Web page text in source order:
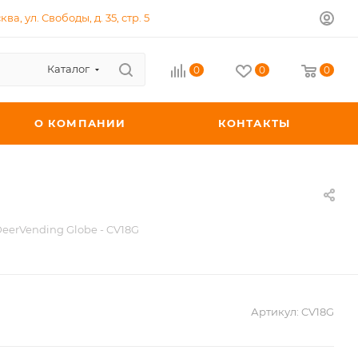
ул. Свободы, д. 35, стр. 5
Каталог 0 0 0
О КОМПАНИИ КОНТАКТЫ
Globe - CV18G
Артикул: CV18G